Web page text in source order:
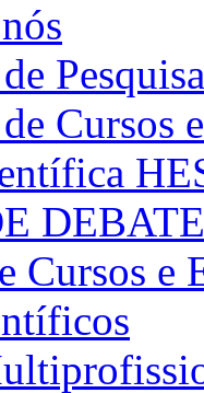
Pesquisa
Cursos
Cursos e